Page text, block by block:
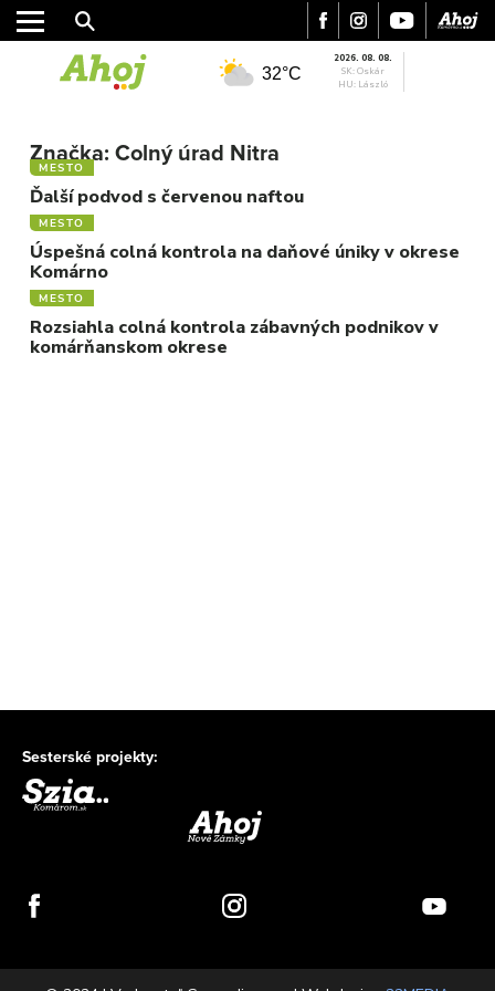
REGIÓN
FOTKY
32°C
2026. 08. 08.
SK: Oskár
HU: László
Značka: Colný úrad Nitra
MESTO
Ďalší podvod s červenou naftou
MESTO
Úspešná colná kontrola na daňové úniky v okrese
Komárno
MESTO
Rozsiahla colná kontrola zábavných podnikov v
komárňanskom okrese
Sesterské projekty: